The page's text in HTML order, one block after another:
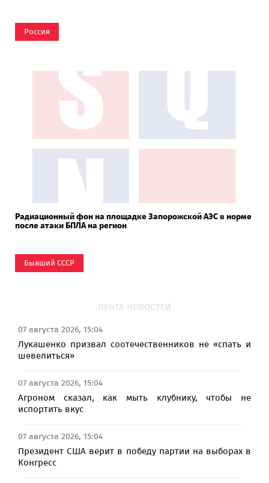
Россия
Радиационный фон на площадке Запорожской АЭС в норме
после атаки БПЛА на регион
Бывший СССР
ЛЕНТА НОВОСТЕЙ
07 августа 2026, 15:04
Лукашенко призвал соотечественников не «спать и
шевелиться»
07 августа 2026, 15:04
Агроном сказал, как мыть клубнику, чтобы не
испортить вкус
07 августа 2026, 15:04
Президент США верит в победу партии на выборах в
Конгресс